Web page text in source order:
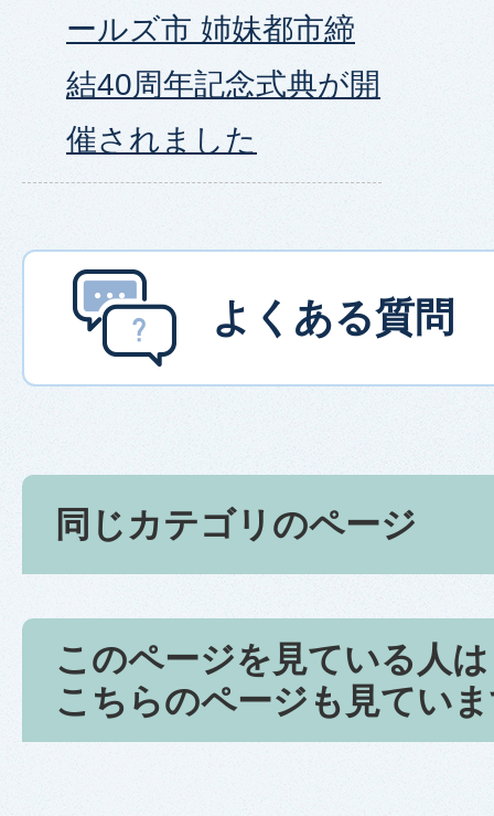
ールズ市 姉妹都市締
結40周年記念式典が開
催されました
よくある質問
同じカテゴリのページ
このページを見ている人は
こちらのページも見てい